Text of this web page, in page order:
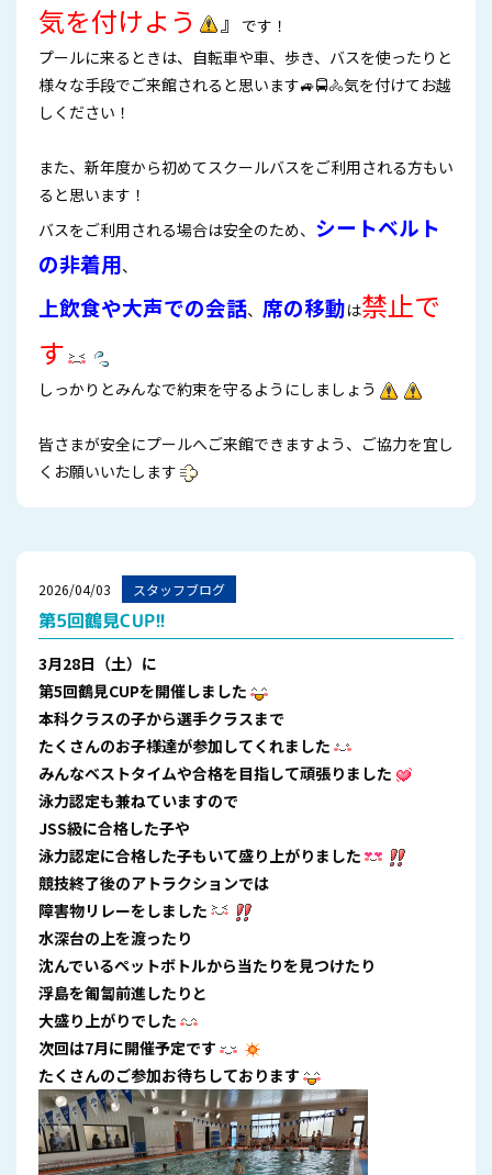
気を付けよう
』
です！
プールに来るときは、自転車や車、歩き、バスを使ったりと
様々な手段でご来館されると思います🚙🚍🚴気を付けてお越
しください！
また、新年度から初めてスクールバスをご利用される方もい
ると思います！
バスをご利用される場合は安全のため、 シートベルト
の非着用、
上飲食や大声での会話、 席の移動は禁止で
す
しっかりとみんなで約束を守るようにしましょう
皆さまが安全にプールへご来館できますよう、ご協力を宜し
くお願いいたします
2026/04/03 スタッフブログ
第5回鶴見CUP!!
3月28日（土）に
第5回鶴見CUPを開催しました
本科クラスの子から選手クラスまで
たくさんのお子様達が参加してくれました
みんなベストタイムや合格を目指して頑張りました
泳力認定も兼ねていますので
JSS級に合格した子や
泳力認定に合格した子もいて盛り上がりました
競技終了後のアトラクションでは
障害物リレーをしました
水深台の上を渡ったり
沈んでいるペットボトルから当たりを見つけたり
浮島を匍匐前進したりと
大盛り上がりでした
次回は7月に開催予定です
たくさんのご参加お待ちしております